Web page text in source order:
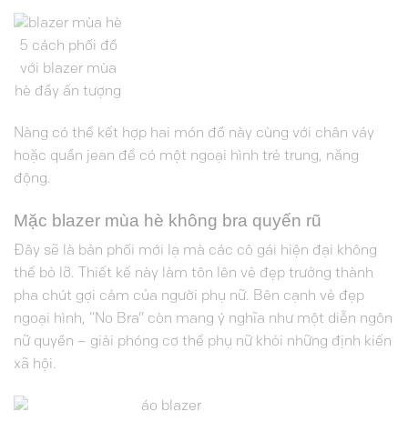
5 cách phối đồ
với blazer mùa
hè đầy ấn tượng
Nàng có thể kết hợp hai món đồ này cùng với chân váy
hoặc quần jean để có một ngoại hình trẻ trung, năng
động.
Mặc blazer mùa hè không bra quyến rũ
Đây sẽ là bản phối mới lạ mà các cô gái hiện đại không
thể bỏ lỡ. Thiết kế này làm tôn lên vẻ đẹp trưởng thành
pha chút gợi cảm của người phụ nữ. Bên cạnh vẻ đẹp
ngoại hình, “No Bra” còn mang ý nghĩa như một diễn ngôn
nữ quyền – giải phóng cơ thể phụ nữ khỏi những định kiến
xã hội.